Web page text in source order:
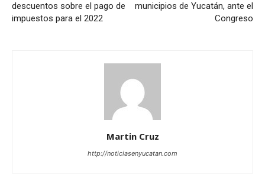
descuentos sobre el pago de
impuestos para el 2022
municipios de Yucatán, ante el
Congreso
Martin Cruz
http://noticiasenyucatan.com